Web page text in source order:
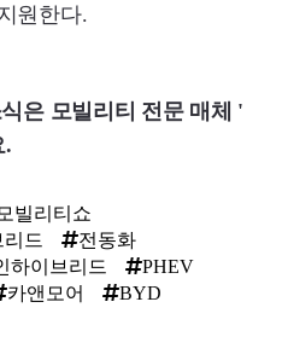
원한다.
은 모빌리티 전문 매체 '
.
빌리티쇼
드
전동화
하이브리드
PHEV
카앤모어
BYD